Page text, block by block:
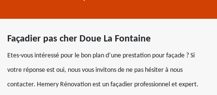
Façadier pas cher Doue La Fontaine
Etes-vous intéressé pour le bon plan d’une prestation pour façade ? Si
votre réponse est oui, nous vous invitons de ne pas hésiter à nous
contacter. Hemery Rénovation est un façadier professionnel et expert.